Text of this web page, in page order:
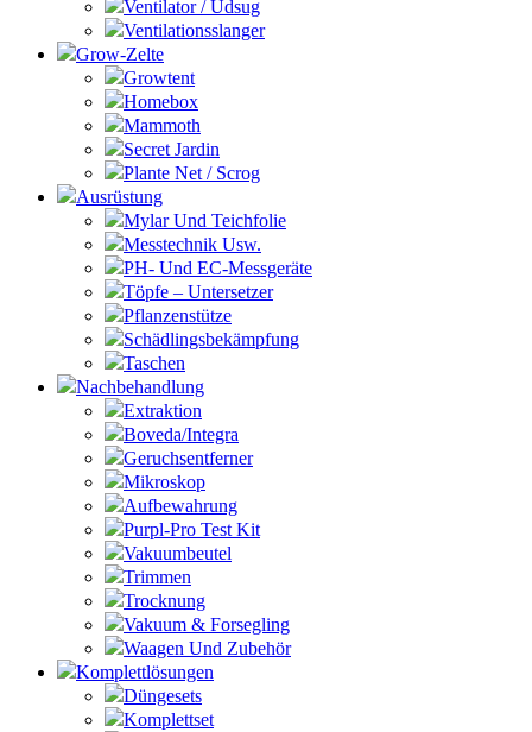
Ventilator / Udsug
Ventilationsslanger
Grow-Zelte
Growtent
Homebox
Mammoth
Secret Jardin
Plante Net / Scrog
Ausrüstung
Mylar Und Teichfolie
Messtechnik Usw.
PH- Und EC-Messgeräte
Töpfe – Untersetzer
Pflanzenstütze
Schädlingsbekämpfung
Taschen
Nachbehandlung
Extraktion
Boveda/Integra
Geruchsentferner
Mikroskop
Aufbewahrung
Purpl-Pro Test Kit
Vakuumbeutel
Trimmen
Trocknung
Vakuum & Forsegling
Waagen Und Zubehör
Komplettlösungen
Düngesets
Komplettset